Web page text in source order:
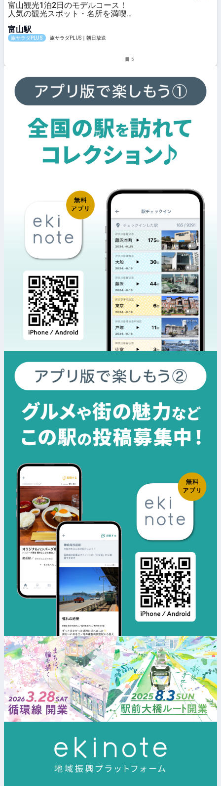
富山観光1泊2日のモデルコース！
人気の観光スポット・名所を満喫で
富山駅
旅サラダPLUS 旅サラダPLUS｜朝日放送
5